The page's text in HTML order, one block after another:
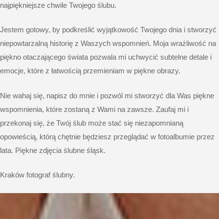
najpiękniejsze chwile Twojego ślubu.
Jestem gotowy, by podkreślić wyjątkowość Twojego dnia i stworzyć
niepowtarzalną historię z Waszych wspomnień. Moja wrażliwość na
piękno otaczającego świata pozwala mi uchwycić subtelne detale i
emocje, które z łatwością przemieniam w piękne obrazy.
Nie wahaj się, napisz do mnie i pozwól mi stworzyć dla Was piękne
wspomnienia, które zostaną z Wami na zawsze. Zaufaj mi i
przekonaj się, że Twój ślub może stać się niezapomnianą
opowieścią, którą chętnie będziesz przeglądać w fotoalbumie przez
lata. Piękne zdjęcia ślubne śląsk.
Kraków fotograf ślubny.